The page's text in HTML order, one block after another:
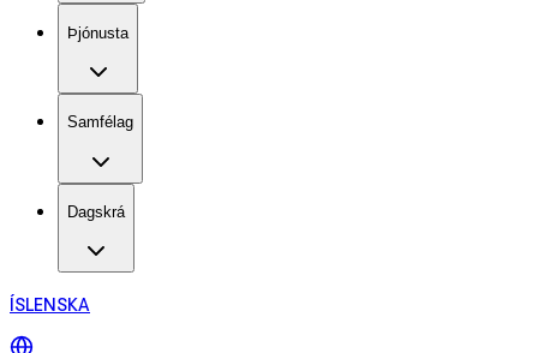
Þjónusta
Samfélag
Dagskrá
ÍSLENSKA